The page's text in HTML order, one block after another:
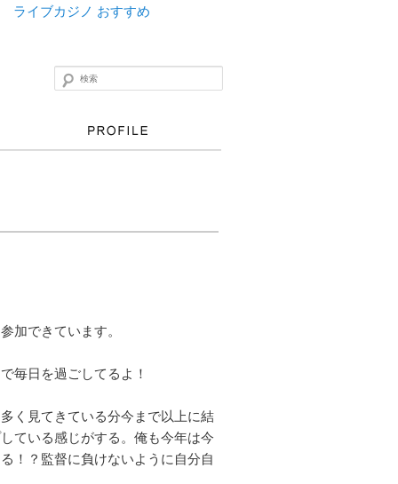
ライブカジノ おすすめ
検索
加できています。
毎日を過ごしてるよ！
く見てきている分今まで以上に結
ている感じがする。俺も今年は今
！？監督に負けないように自分自